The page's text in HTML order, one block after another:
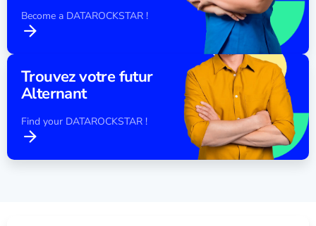
Become a DATAROCKSTAR !
Trouvez votre futur
Alternant
Find your DATAROCKSTAR !